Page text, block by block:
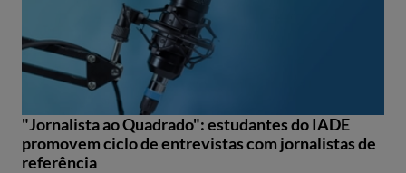
"Jornalista ao Quadrado": estudantes do IADE
promovem ciclo de entrevistas com jornalistas de
referência